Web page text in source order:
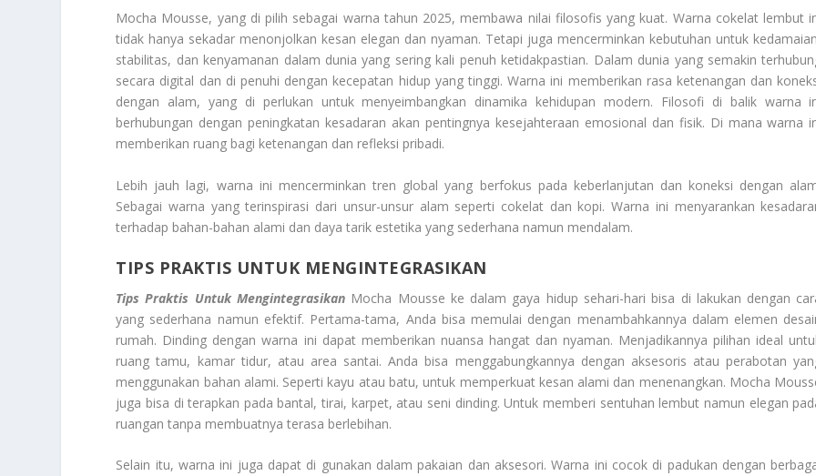
Mocha Mousse, yang di pilih sebagai warna tahun 2025, membawa nilai filosofis yang kuat. Warna cokelat lembut
tidak hanya sekadar menonjolkan kesan elegan dan nyaman. Tetapi juga mencerminkan kebutuhan untuk
stabilitas, dan kenyamanan dalam dunia yang sering kali penuh ketidakpastian. Dalam dunia yang semakin
secara digital dan di penuhi dengan kecepatan hidup yang tinggi. Warna ini memberikan rasa ketenangan dan
dengan alam, yang di perlukan untuk menyeimbangkan dinamika kehidupan modern. Filosofi di balik warna
berhubungan dengan peningkatan kesadaran akan pentingnya kesejahteraan emosional dan fisik. Di mana warna
memberikan ruang bagi ketenangan dan refleksi pribadi.
Lebih jauh lagi, warna ini mencerminkan tren global yang berfokus pada keberlanjutan dan koneksi dengan
Sebagai warna yang terinspirasi dari unsur-unsur alam seperti cokelat dan kopi. Warna ini menyarankan
terhadap bahan-bahan alami dan daya tarik estetika yang sederhana namun mendalam.
TIPS PRAKTIS UNTUK MENGINTEGRASIKAN
Tips Praktis Untuk Mengintegrasikan Mocha Mousse ke dalam gaya hidup sehari-hari bisa di lakukan dengan
yang sederhana namun efektif. Pertama-tama, Anda bisa memulai dengan menambahkannya dalam elemen
rumah. Dinding dengan warna ini dapat memberikan nuansa hangat dan nyaman. Menjadikannya pilihan ideal
ruang tamu, kamar tidur, atau area santai. Anda bisa menggabungkannya dengan aksesoris atau perabotan
menggunakan bahan alami. Seperti kayu atau batu, untuk memperkuat kesan alami dan menenangkan. Mocha
juga bisa di terapkan pada bantal, tirai, karpet, atau seni dinding. Untuk memberi sentuhan lembut namun elegan
ruangan tanpa membuatnya terasa berlebihan.
Selain itu, warna ini juga dapat di gunakan dalam pakaian dan aksesori. Warna ini cocok di padukan dengan